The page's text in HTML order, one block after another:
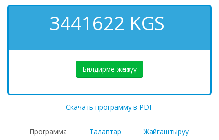
3441622 KGS
Билдирме жөнөтүү
Скачать программу в PDF
Программа Талаптар Жайгаштыруу